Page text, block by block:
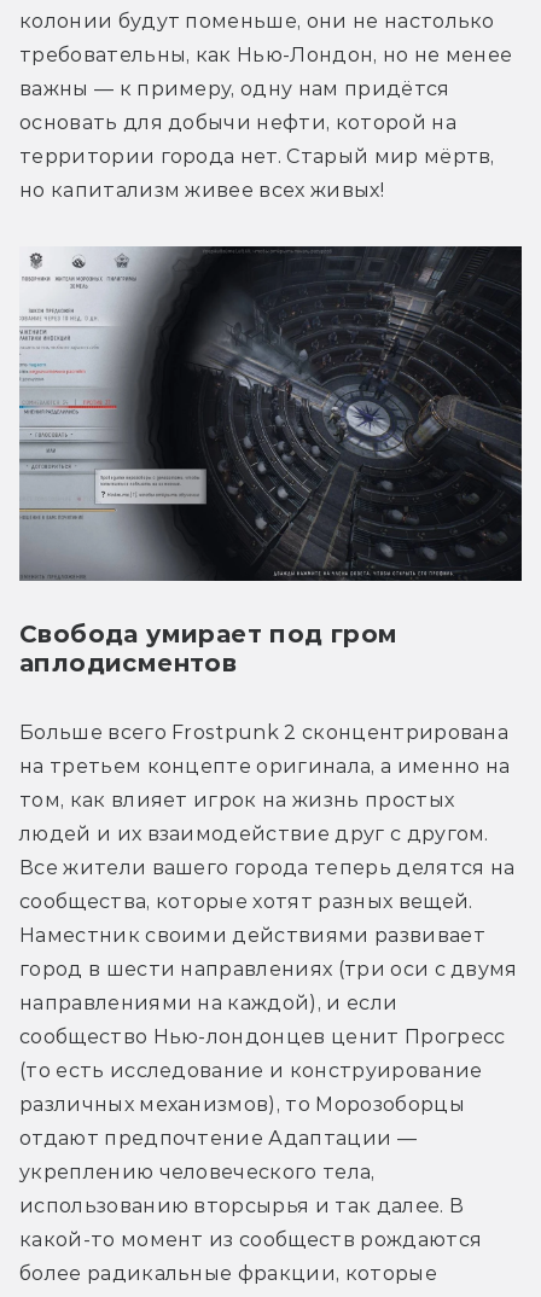
колонии будут поменьше, они не настолько
требовательны, как Нью-Лондон, но не менее
важны — к примеру, одну нам придётся
основать для добычи нефти, которой на
территории города нет. Старый мир мёртв,
но капитализм живее всех живых!
Свобода умирает под гром
аплодисментов
Больше всего Frostpunk 2 сконцентрирована
на третьем концепте оригинала, а именно на
том, как влияет игрок на жизнь простых
людей и их взаимодействие друг с другом.
Все жители вашего города теперь делятся на
сообщества, которые хотят разных вещей.
Наместник своими действиями развивает
город в шести направлениях (три оси с двумя
направлениями на каждой), и если
сообщество Нью-лондонцев ценит Прогресс
(то есть исследование и конструирование
различных механизмов), то Морозоборцы
отдают предпочтение Адаптации —
укреплению человеческого тела,
использованию вторсырья и так далее. В
какой-то момент из сообществ рождаются
более радикальные фракции, которые